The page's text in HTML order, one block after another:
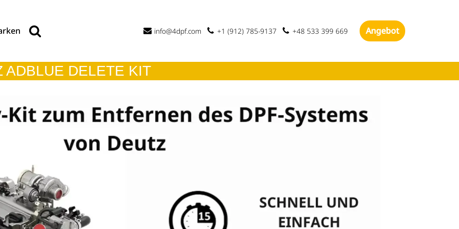
info@4dpf.com +1 (912) 785-9137 +48 533 399 669 Angebot
ADBLUE DELETE KIT